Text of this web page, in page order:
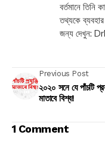
বর্তমানে তিনি
তথ্যকে
জন্য দেখুন:
Previous Post
২০২০ সনে যে পাঁচটি
মাতাবে বিশ্ব!
1 Comment